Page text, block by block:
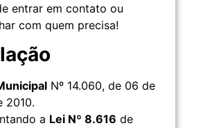
entrar em contato ou
com quem precisa!
Nº 14.060, de 06 de
2010.
a Lei Nº 8.616 de